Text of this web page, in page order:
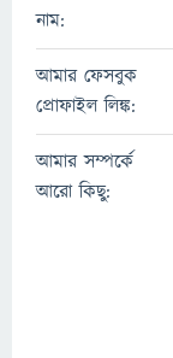
নাম:
আমার ফেসবুক
প্রোফাইল লিঙ্ক:
আমার সম্পর্কে
আরো কিছু: